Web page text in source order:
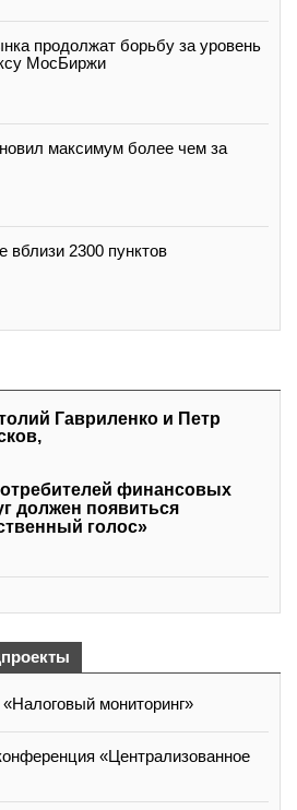
продолжат борьбу за уровень
МосБиржи
максимум более чем за
2300 пунктов
Гавриленко и Петр
финансовых
должен появиться
голос»
мониторинг»
«Централизованное